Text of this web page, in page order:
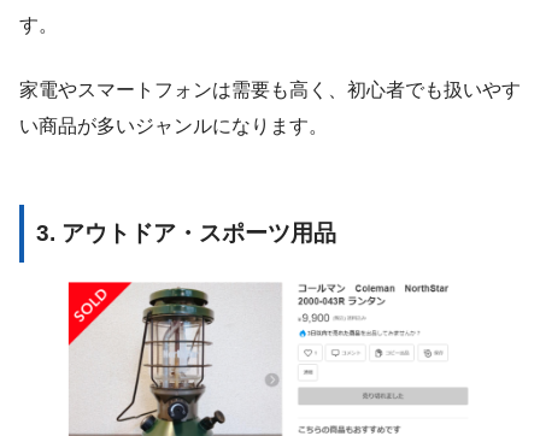
す。
家電やスマートフォンは需要も高く、初心者でも扱いやす
い商品が多いジャンルになります。
3. アウトドア・スポーツ用品